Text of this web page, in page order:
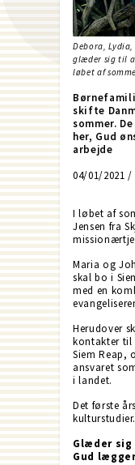
Debora,
glæder sig til
løbet af
skifte
sommer.
her, Gud
arbejde
04/01/2021
I løbet af
Jensen fra
Maria og
skal bo i
med en
Herudover
kontakter til
Siem Reap,
ansvaret
i landet.
Det første
kulturstudier.
Glæder sig
Gud